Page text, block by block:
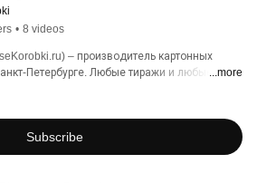
• 8 videos
– производитель картонных
Петербурге. Любые тиражи и любые
поставщика-изготовителя. Собственное
позволяет нам изготавливать в
любые заказы клиентов на коробки от 5 см
цену в России вы можете получить
...more
Subscribe